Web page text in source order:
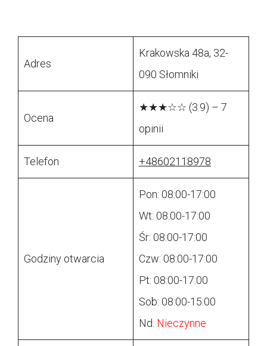
Adres
Krakowska 48a, 32-
090 Słomniki
Ocena
★★★☆☆ (3.9) – 7
opinii
Telefon +48602118978
Godziny otwarcia
Pon: 08:00-17:00
Wt: 08:00-17:00
Śr: 08:00-17:00
Czw: 08:00-17:00
Pt: 08:00-17:00
Sob: 08:00-15:00
Nd: Nieczynne